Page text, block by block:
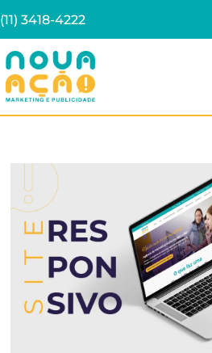
(11) 3418-4222